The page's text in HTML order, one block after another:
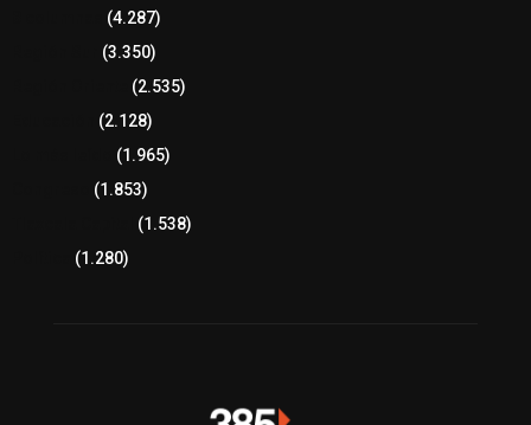
(4.287)
(3.350)
(2.535)
(2.128)
(1.965)
(1.853)
(1.538)
(1.280)